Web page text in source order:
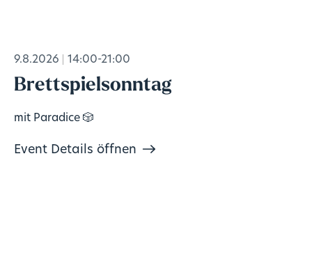
9.8.2026 14:00-21:00
Brettspielsonntag
mit Paradice 🎲
Event Details öffnen